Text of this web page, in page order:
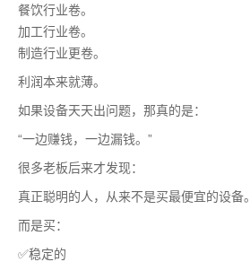
餐饮行业卷。
加工行业卷。
制造行业更卷。
利润本来就薄。
如果设备天天出问题，那真的是：
“一边赚钱，一边漏钱。”
很多老板后来才发现：
真正聪明的人，从来不是买最便宜的设备。
而是买：
✅稳定的